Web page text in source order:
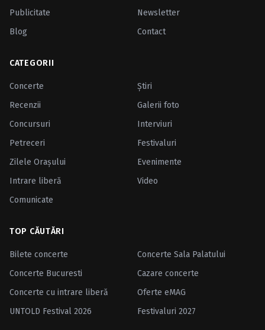
Publicitate
Newsletter
Blog
Contact
CATEGORII
Concerte
Ştiri
Recenzii
Galerii foto
Concursuri
Interviuri
Petreceri
Festivaluri
Zilele Oraşului
Evenimente
Intrare liberă
Video
Comunicate
TOP CĂUTĂRI
Bilete concerte
Concerte Sala Palatului
Concerte Bucuresti
Cazare concerte
Concerte cu intrare liberă
Oferte eMAG
UNTOLD Festival 2026
Festivaluri 2027